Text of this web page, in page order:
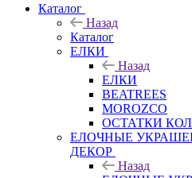
Каталог
Назад
Каталог
ЕЛКИ
Назад
ЕЛКИ
BEATREES
MOROZCO
ОСТАТКИ
ЕЛОЧНЫЕ
ДЕКОР
Назад